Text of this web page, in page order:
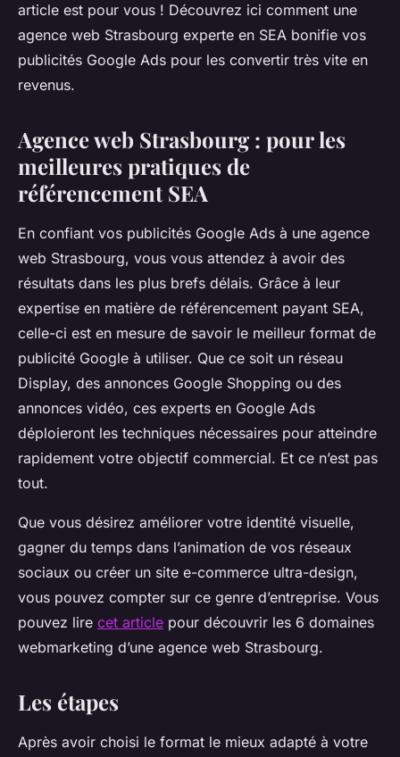
article est pour vous ! Découvrez ici comment une
agence web Strasbourg experte en SEA bonifie vos
publicités Google Ads pour les convertir très vite en
revenus.
Agence web Strasbourg : pour les
meilleures pratiques de
référencement SEA
En confiant vos publicités Google Ads à une agence
web Strasbourg, vous vous attendez à avoir des
résultats dans les plus brefs délais. Grâce à leur
expertise en matière de référencement payant SEA,
celle-ci est en mesure de savoir le meilleur format de
publicité Google à utiliser. Que ce soit un réseau
Display, des annonces Google Shopping ou des
annonces vidéo, ces experts en Google Ads
déploieront les techniques nécessaires pour atteindre
rapidement votre objectif commercial. Et ce n’est pas
tout.
Que vous désirez améliorer votre identité visuelle,
gagner du temps dans l’animation de vos réseaux
sociaux ou créer un site e-commerce ultra-design,
vous pouvez compter sur ce genre d’entreprise. Vous
pouvez lire cet article pour découvrir les 6 domaines
webmarketing d’une agence web Strasbourg.
Les étapes
Après avoir choisi le format le mieux adapté à votre